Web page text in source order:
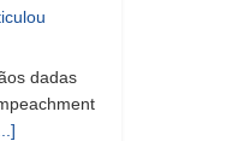
dadas